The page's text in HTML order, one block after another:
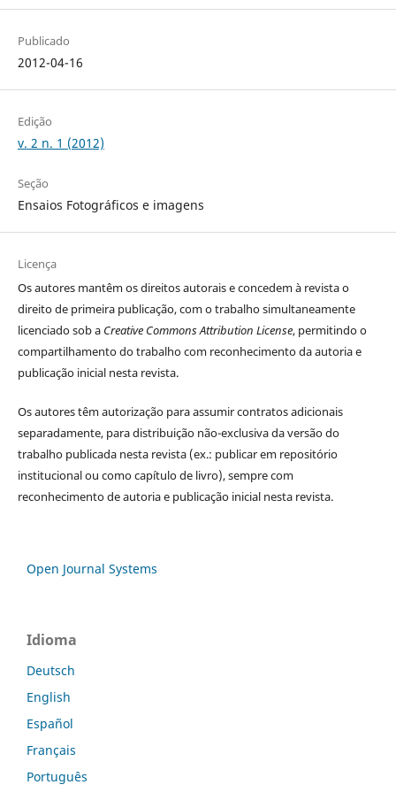
Publicado
2012-04-16
Edição
v. 2 n. 1 (2012)
Seção
Ensaios Fotográficos e imagens
Licença
Os autores mantêm os direitos autorais e concedem à revista o
direito de primeira publicação, com o trabalho simultaneamente
licenciado sob a Creative Commons Attribution License, permitindo o
compartilhamento do trabalho com reconhecimento da autoria e
publicação inicial nesta revista.
Os autores têm autorização para assumir contratos adicionais
separadamente, para distribuição não-exclusiva da versão do
trabalho publicada nesta revista (ex.: publicar em repositório
institucional ou como capítulo de livro), sempre com
reconhecimento de autoria e publicação inicial nesta revista.
Open Journal Systems
Idioma
Deutsch
English
Español
Français
Português